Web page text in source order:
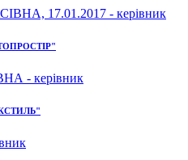
17.01.2017 - керівник
- керівник